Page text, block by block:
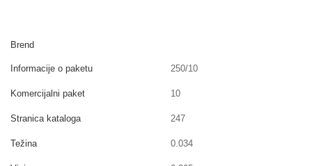
Brend
Informacije o paketu 250/10
Komercijalni paket 10
Stranica kataloga 247
Težina 0.034